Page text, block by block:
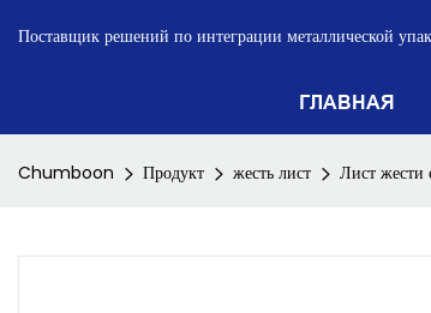
Поставщик решений по интеграции металлической
ГЛАВНАЯ
Chumboon Продукт жесть лист Лист жести